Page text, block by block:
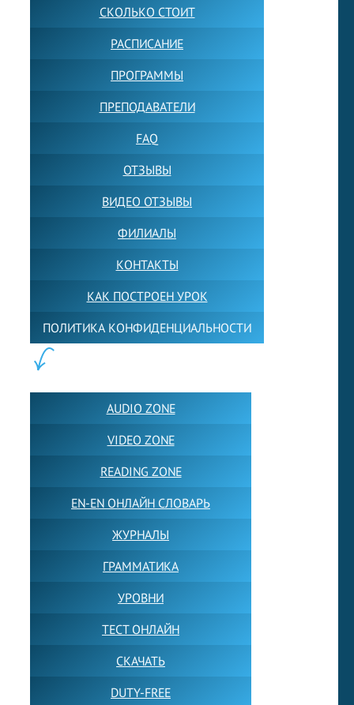
СКОЛЬКО СТОИТ
РАСПИСАНИЕ
ПРОГРАММЫ
ПРЕПОДАВАТЕЛИ
FAQ
ОТЗЫВЫ
ВИДЕО ОТЗЫВЫ
ФИЛИАЛЫ
КОНТАКТЫ
КАК ПОСТРОЕН УРОК
ПОЛИТИКА КОНФИДЕНЦИАЛЬНОСТИ
AUDIO ZONE
VIDEO ZONE
READING ZONE
EN-EN ОНЛАЙН СЛОВАРЬ
ЖУРНАЛЫ
ГРАММАТИКА
УРОВНИ
ТЕСТ ОНЛАЙН
СКАЧАТЬ
DUTY-FREE